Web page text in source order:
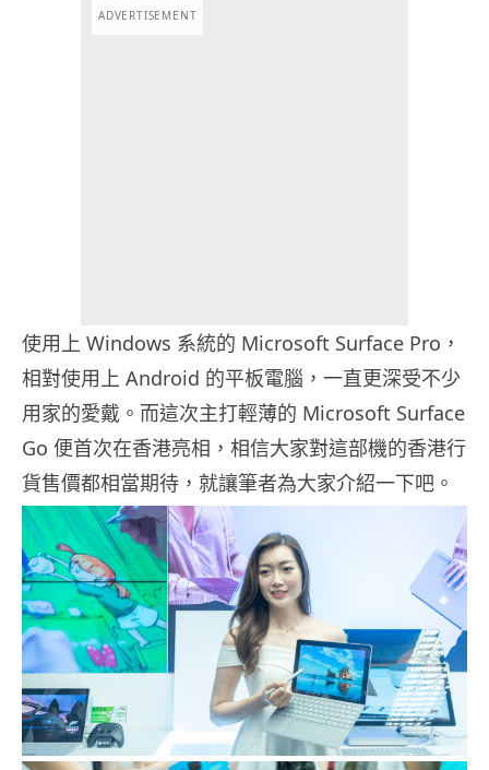
ADVERTISEMENT
使用上 Windows 系統的 Microsoft Surface Pro，
相對使用上 Android 的平板電腦，一直更深受不少
用家的愛戴。而這次主打輕薄的 Microsoft Surface
Go 便首次在香港亮相，相信大家對這部機的香港行
貨售價都相當期待，就讓筆者為大家介紹一下吧。